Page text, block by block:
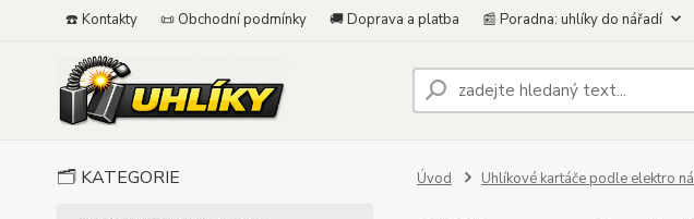
☎️ Kontakty 📜 Obchodní podmínky 🚚 Doprava a platba 📰 Poradna: uhlíky do nářadí
🗂️ KATEGORIE Úvod Uhlíkové kartáče podle elektro